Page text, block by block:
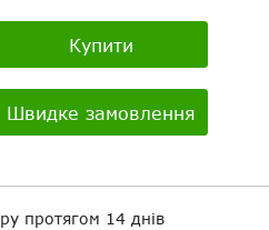
Купити
Швидке замовлення
протягом 14 днів